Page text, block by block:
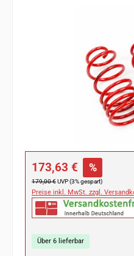
Verkaufspreis:
173,63 € %
Regulärer Preis:
179,00 €UVP (3% gespart)
Preise inkl. MwSt. zzgl.
Über 6 lieferbar